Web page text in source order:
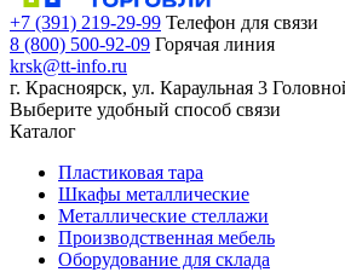
+7 (391) 219-29-99 Телефон для связи
8 (800) 500-92-09 Горячая линия
krsk@tt-info.ru
г. Красноярск, ул. Караульная 3
Выберите удобный способ связи
Каталог
Пластиковая тара
Шкафы металлические
Металлические стеллажи
Производственная мебель
Оборудование для склада